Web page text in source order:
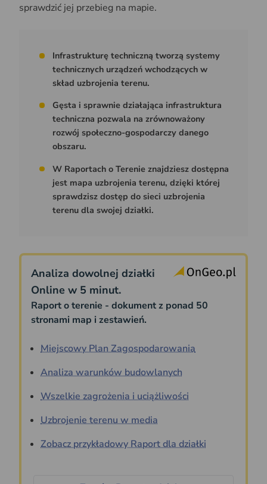
sprawdzić jej przebieg na mapie.
Infrastrukturę techniczną tworzą systemy
technicznych urządzeń wchodzących w
skład uzbrojenia terenu.
Gęsta i sprawnie działająca infrastruktura
techniczna pozwala na zrównoważony
rozwój społeczno-gospodarczy danego
obszaru.
W Raportach o Terenie znajdziesz dostępna
jest mapa uzbrojenia terenu, dzięki której
sprawdzisz dostęp do sieci uzbrojenia
terenu dla swojej działki.
Analiza dowolnej działki
Online w 5 minut.
Raport o terenie - dokument z ponad 50
stronami map i zestawień.
Miejscowy Plan Zagospodarowania
Analiza warunków budowlanych
Wszelkie zagrożenia i uciążliwości
Uzbrojenie terenu w media
Zobacz przykładowy Raport dla działki